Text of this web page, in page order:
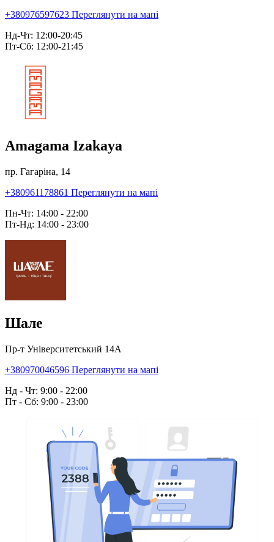
+380976597623 Переглянути на мапі
Нд-Чт: 12:00-20:45
Пт-Сб: 12:00-21:45
Amagama Izakaya
пр. Гагаріна, 14
+380961178861 Переглянути на мапі
Пн-Чт: 14:00 - 22:00
Пт-Нд: 14:00 - 23:00
Шале
Пр-т Університетський 14А
+380970046596 Переглянути на мапі
Нд - Чт: 9:00 - 22:00
Пт - Сб: 9:00 - 23:00